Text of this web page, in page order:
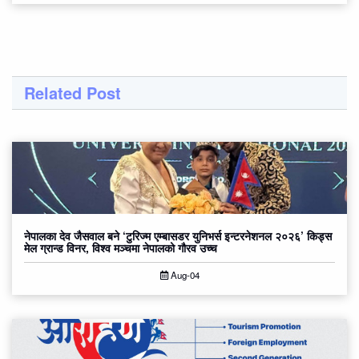
Related Post
नेपालका देव जैसवाल बने ‘टुरिज्म एम्बासडर युनिभर्स इन्टरनेशनल २०२६’ किड्स
मेल ग्रान्ड विनर, विश्व मञ्चमा नेपालको गौरव उच्च
Aug-04